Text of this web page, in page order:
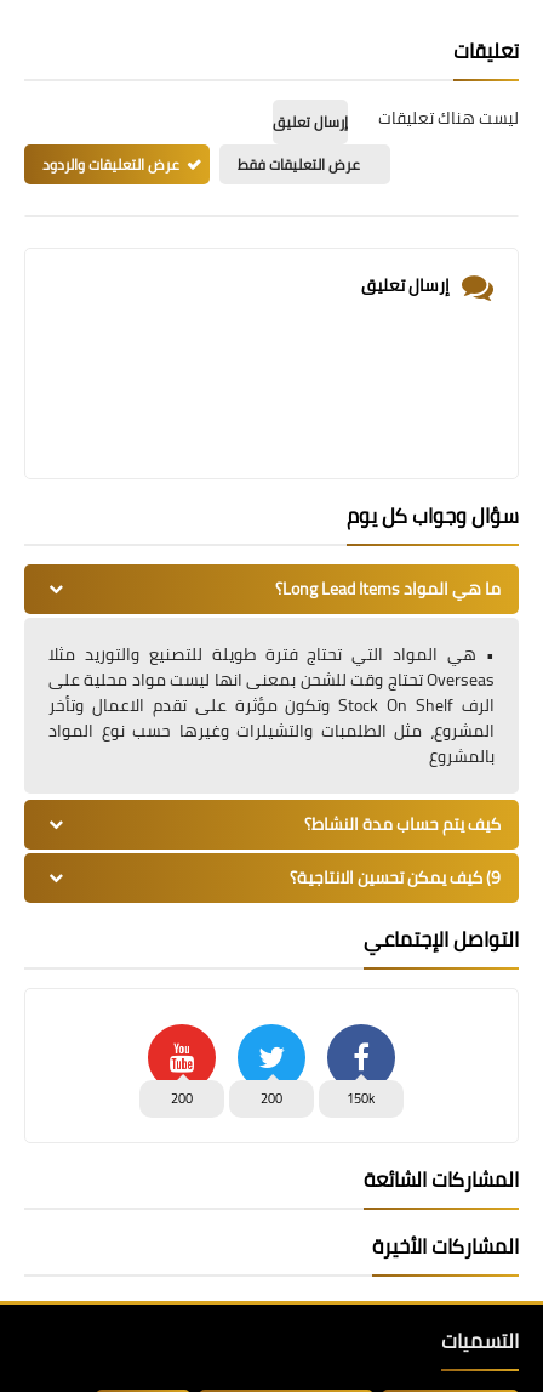
تعليقات
ليست هناك تعليقات
إرسال تعليق
عرض التعليقات فقط
عرض التعليقات والردود
إرسال تعليق
سؤال وجواب كل يوم
ما هي المواد Long Lead Items؟
• هي المواد التي تحتاج فترة طويلة للتصنيع والتوريد مثلا
Overseas تحتاج وقت للشحن بمعنى انها ليست مواد محلية على
الرف Stock On Shelf وتكون مؤثرة على تقدم الاعمال وتأخر
المشروع، مثل الطلمبات والتشيلرات وغيرها حسب نوع المواد
بالمشروع
كيف يتم حساب مدة النشاط؟
9) كيف يمكن تحسين الانتاجية؟
التواصل الإجتماعي
150k
200
200
المشاركات الشائعة
المشاركات الأخيرة
التسميات